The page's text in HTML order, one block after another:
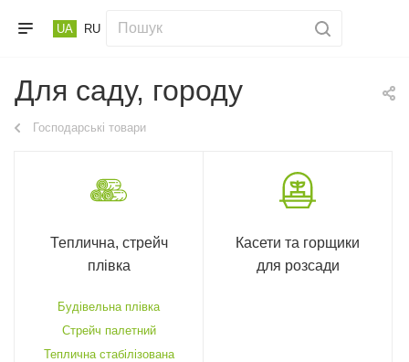
UA RU
Для саду, городу
Господарські товари
Теплична, стрейч
плівка
Будівельна плівка
Стрейч палетний
Теплична стабілізована
Касети та горщики
для розсади